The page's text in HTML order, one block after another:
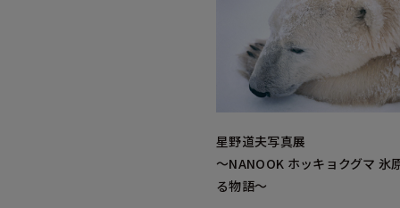
星野道夫写真展
～NANOOK ホッキョクグマ 氷
る物語～